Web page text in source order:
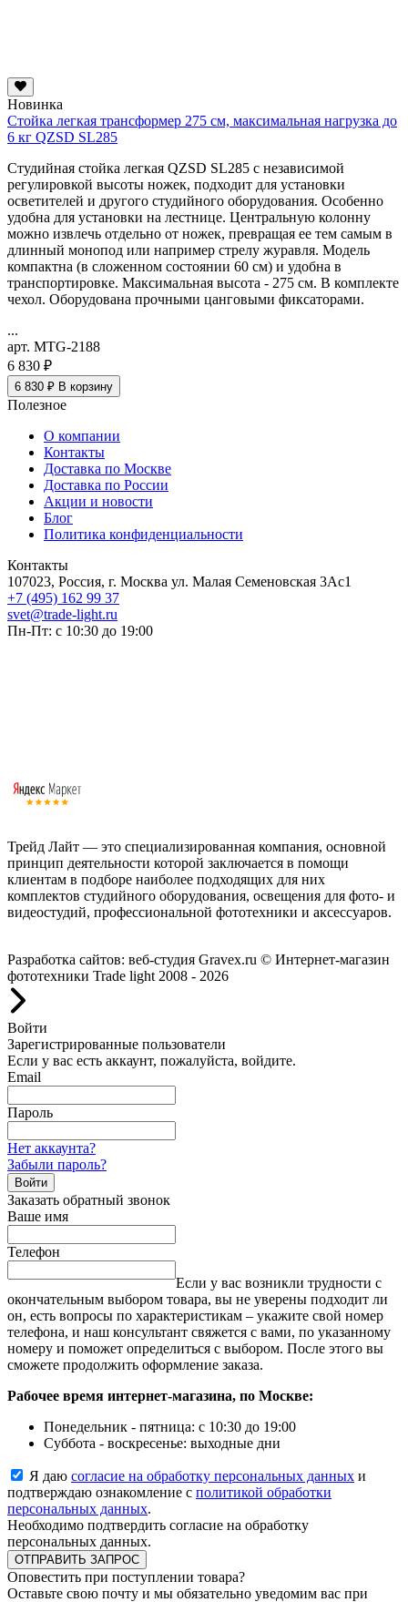
Новинка
Стойка легкая трансформер 275 см, максимальная нагрузка до
6 кг QZSD SL285
Студийная стойка легкая QZSD SL285 с независимой
регулировкой высоты ножек, подходит для установки
осветителей и другого студийного оборудования. Особенно
удобна для установки на лестнице. Центральную колонну
можно извлечь отдельно от ножек, превращая ее тем самым в
длинный монопод или например стрелу журавля. Модель
компактна (в сложенном состоянии 60 см) и удобна в
транспортировке. Максимальная высота - 275 см. В комплекте
чехол. Оборудована прочными цанговыми фиксаторами.
...
арт. MTG-2188
6 830 ₽
6 830 ₽ В корзину
Полезное
О компании
Контакты
Доставка по Москве
Доставка по России
Акции и новости
Блог
Политика конфиденциальности
Контакты
107023, Россия, г. Москва ул. Малая Семеновская 3Ас1
+7 (495) 162 99 37
svet@trade-light.ru
Пн-Пт: с 10:30 до 19:00
Трейд Лайт — это специализированная компания, основной
принцип деятельности которой заключается в помощи
клиентам в подборе наиболее подходящих для них
комплектов студийного оборудования, освещения для фото- и
видеостудий, профессиональной фототехники и аксессуаров.
Разработка сайтов: веб-студия Gravex.ru © Интернет-магазин
фототехники Trade light 2008 - 2026
Войти
Зарегистрированные пользователи
Если у вас есть аккаунт, пожалуйста, войдите.
Email
Пароль
Нет аккаунта?
Забыли пароль?
Войти
Заказать обратный звонок
Ваше имя
Телефон
Если у вас возникли трудности с
окончательным выбором товара, вы не уверены подходит ли
он, есть вопросы по характеристикам – укажите свой номер
телефона, и наш консультант свяжется с вами, по указанному
номеру и поможет определиться с выбором. После этого вы
сможете продолжить оформление заказа.
Рабочее время интернет-магазина, по Москве:
Понедельник - пятница: с 10:30 до 19:00
Суббота - воскресенье: выходные дни
Я даю согласие на обработку персональных данных и
подтверждаю ознакомление с политикой обработки
персональных данных.
Необходимо подтвердить согласие на обработку
персональных данных.
ОТПРАВИТЬ ЗАПРОС
Оповестить при поступлении товара?
Оставьте свою почту и мы обязательно уведомим вас при